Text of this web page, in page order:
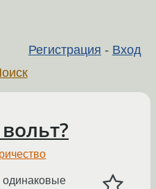
Регистрация - Вход
одинаковые